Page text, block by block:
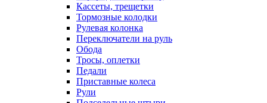
Кассеты, трещетки
Тормозные колодки
Рулевая колонка
Переключатели на руль
Обода
Тросы, оплетки
Педали
Приставные колеса
Рули